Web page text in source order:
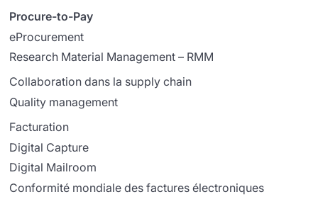
Procure-to-Pay
eProcurement
Research Material Management – RMM
Collaboration dans la supply chain
Quality management
Facturation
Digital Capture
Digital Mailroom
Conformité mondiale des factures électroniques